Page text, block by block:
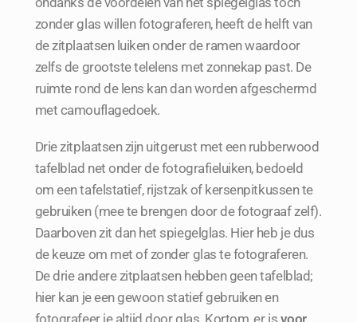
zonder glas willen fotograferen, heeft de helft van
de zitplaatsen luiken onder de ramen waardoor
zelfs de grootste telelens met zonnekap past. De
ruimte rond de lens kan dan worden afgeschermd
met camouflagedoek.
Drie zitplaatsen zijn uitgerust met een rubberwood
tafelblad net onder de fotografieluiken, bedoeld
om een tafelstatief, rijstzak of kersenpitkussen te
gebruiken (mee te brengen door de fotograaf zelf).
Daarboven zit dan het spiegelglas. Hier heb je dus
de keuze om met of zonder glas te fotograferen.
De drie andere zitplaatsen hebben geen tafelblad;
hier kan je een gewoon statief gebruiken en